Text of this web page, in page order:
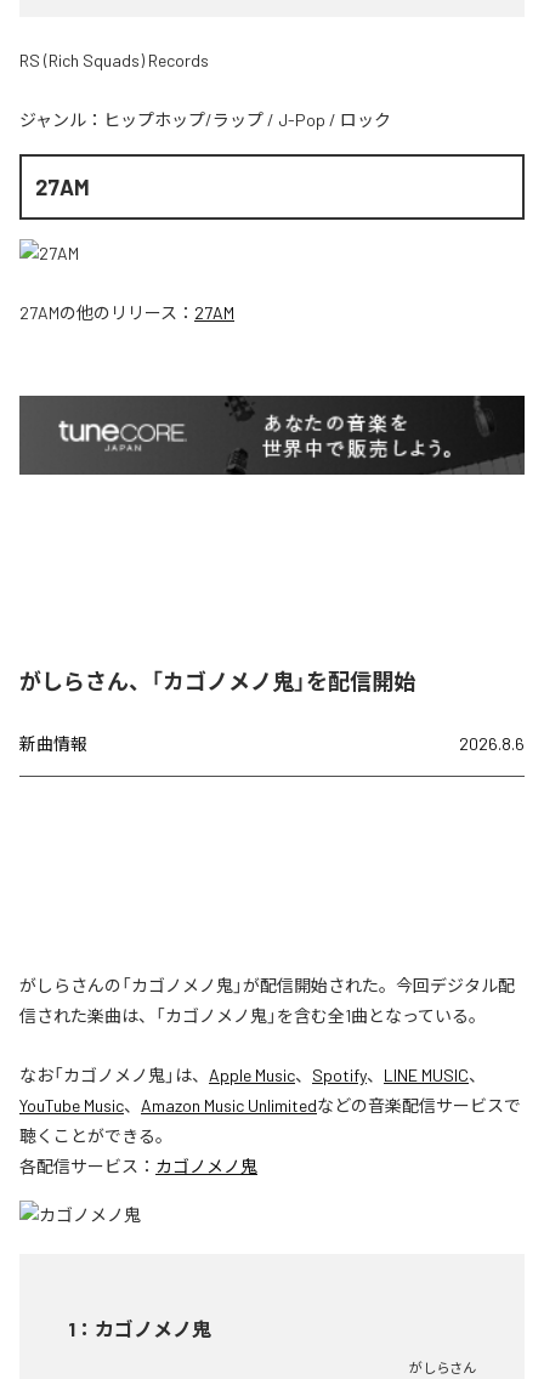
RS (Rich Squads) Records
ジャンル： ヒップホップ/ラップ / J-Pop / ロック
27AM
27AMの他のリリース： 27AM
がしらさん、「カゴノメノ鬼」を配信開始
新曲情報 2026.8.6
がしらさんの「カゴノメノ鬼」が配信開始された。今回デジタル配
信された楽曲は、「カゴノメノ鬼」を含む全1曲となっている。
なお「カゴノメノ鬼」は、 Apple Music、 Spotify、 LINE MUSIC、
YouTube Music、 Amazon Music Unlimitedなどの音楽配信サービスで
聴くことができる。
各配信サービス： カゴノメノ鬼
1 ： カゴノメノ鬼
がしらさん